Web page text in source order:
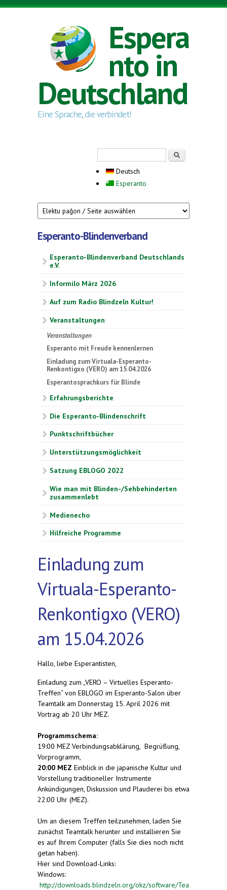
Direkt zum Inhalt
Espera
nto in
Deutschland
Eine Sprache, die verbindet!
Deutsch
Esperanto
Esperanto-Blindenverband
Esperanto-Blindenverband Deutschlands
e.V.
Informilo März 2026
Auf zum Radio Blindzeln Kultur!
Veranstaltungen
Veranstaltungen
Esperanto mit Freude kennenlernen
Einladung zum Virtuala-Esperanto-
Renkontigxo (VERO) am 15.04.2026
Esperantosprachkurs für Blinde
Erfahrungsberichte
Die Esperanto-Blindenschrift
Punktschriftbücher
Unterstützungsmöglichkeit
Satzung EBLOGO 2022
Wie man mit Blinden-/Sehbehinderten
zusammenlebt
Medienecho
Hilfreiche Programme
Einladung zum
Virtuala-Esperanto-
Renkontigxo (VERO)
am 15.04.2026
Hallo, liebe Esperantisten,
Einladung zum „VERO – Virtuelles Esperanto-
Treffen“ von EBLOGO im Esperanto-Salon über
Teamtalk am Donnerstag 15. April 2026 mit
Vortrag ab 20 Uhr MEZ.
Programmschema:
19:00 MEZ Verbindungsabklärung, Begrüßung,
Vorprogramm,
20:00 MEZ Einblick in die japanische Kultur und
Vorstellung traditioneller Instrumente
Ankündigungen, Diskussion und Plauderei bis etwa
22:00 Uhr (MEZ).
Um an diesem Treffen teilzunehmen, laden Sie
zunächst Teamtalk herunter und installieren Sie
es auf Ihrem Computer (falls Sie dies noch nicht
getan haben).
Hier sind Download-Links:
Windows:
http://downloads.blindzeln.org/okz/software/Tea